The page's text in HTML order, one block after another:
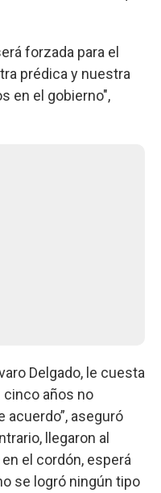
forzada para el
prédica y nuestra
en el gobierno",
Delgado, le cuesta
años no
acuerdo”, aseguró
llegaron al
el cordón, esperá
se logró ningún tipo